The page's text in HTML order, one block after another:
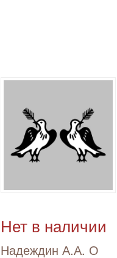
Нет в наличии
Надеждин А.А. О